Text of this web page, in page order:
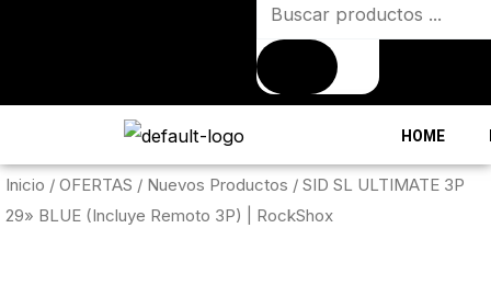
HOME
Inicio / OFERTAS / Nuevos Productos / SID SL ULTIMATE 3P
29» BLUE (Incluye Remoto 3P) | RockShox